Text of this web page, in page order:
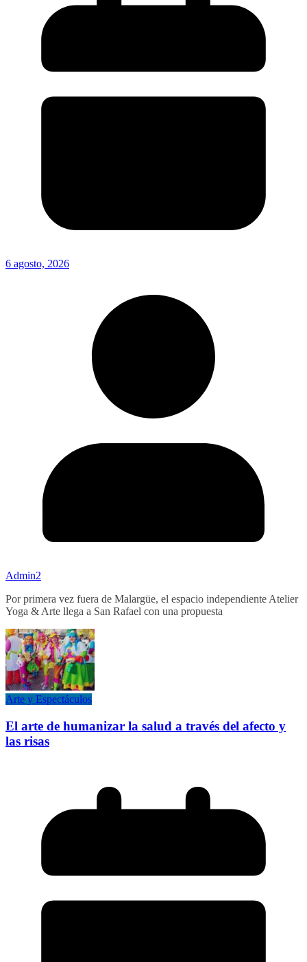
6 agosto, 2026
Admin2
Por primera vez fuera de Malargüe, el espacio independiente Atelier
Yoga & Arte llega a San Rafael con una propuesta
Arte y Espectáculos
El arte de humanizar la salud a través del afecto y
las risas